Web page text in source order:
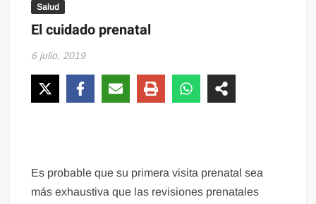
Salud
El cuidado prenatal
6 julio, 2019
Es probable que su primera visita prenatal sea
más exhaustiva que las revisiones prenatales